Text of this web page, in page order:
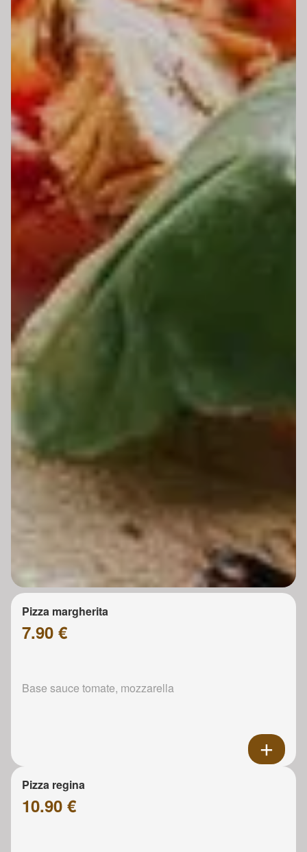
Pizza margherita
7.90 €
Base sauce tomate, mozzarella
Pizza regina
10.90 €